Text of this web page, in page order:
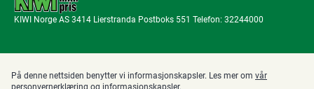
KIWI Norge AS 3414 Lierstranda Postboks 551 Telefon: 32244000
På denne nettsiden benytter vi informasjonskapsler. Les mer om vår
personvernerklæring og informasjonskapsler.